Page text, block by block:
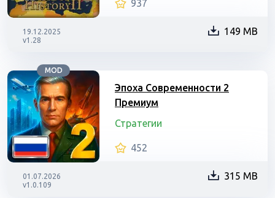
937
19.12.2025
v1.28
149 MB
MOD
Эпоха Современности 2
Премиум
Стратегии
452
01.07.2026
v1.0.109
315 MB